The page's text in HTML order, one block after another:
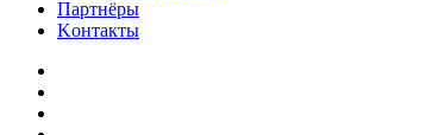
Партнёры
Kонтакты